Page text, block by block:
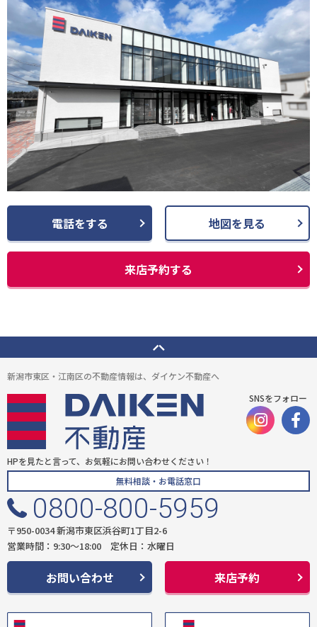
電話をする 地図を見る
来店予約する
新潟市東区・江南区の不動産情報は、ダイケン不動産へ
SNSをフォロー
HPを見たと言って、お気軽にお問い合わせください！
無料相談・お電話窓口
0800-800-5959
〒950-0034 新潟市東区浜谷町1丁目2-6
営業時間：9:30〜18:00 定休日：水曜日
お問い合わせ 来店予約